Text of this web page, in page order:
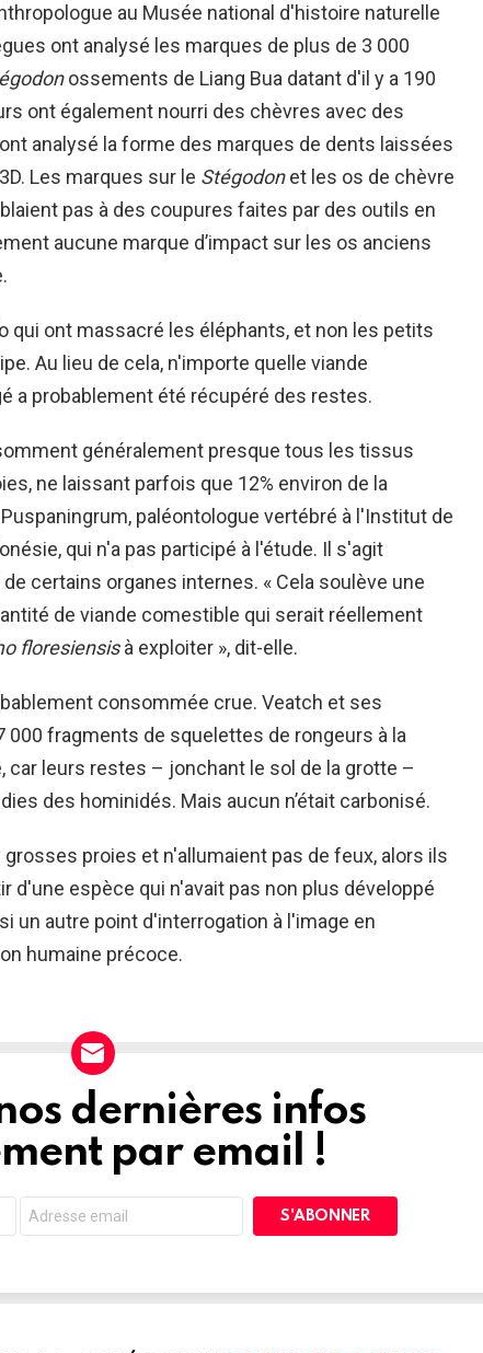
au Musée national d'histoire naturelle
ont analysé les marques de plus de 3 000
ossements de Liang Bua datant d'il y a 190
ont également nourri des chèvres avec des
analysé la forme des marques de dents laissées
Les marques sur le Stégodonet les os de chèvre
pas à des coupures faites par des outils en
aucune marque d’impact sur les os anciens
qui ont massacré les éléphants, et non les petits
Au lieu de cela, n'importe quelle viande
a probablement été récupéré des restes.
généralement presque tous les tissus
ne laissant parfois que 12% environ de la
paléontologue vertébré à l'Institut de
qui n'a pas participé à l'étude. Il s'agit
certains organes internes. « Cela soulève une
de viande comestible qui serait réellement
floresiensisà exploiter », dit-elle.
consommée crue. Veatch et ses
000 fragments de squelettes de rongeurs à la
car leurs restes – jonchant le sol de la grotte –
des hominidés. Mais aucun n’était carbonisé.
proies et n'allumaient pas de feux, alors ils
d'une espèce qui n'avait pas non plus développé
un autre point d'interrogation à l'image en
humaine précoce.
dernières infos
par email !